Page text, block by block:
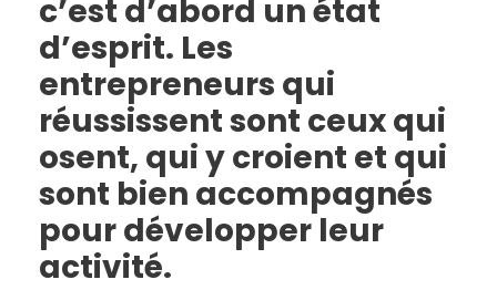
c’est d’abord un état
d’esprit. Les
entrepreneurs qui
réussissent sont ceux qui
osent, qui y croient et qui
sont bien accompagnés
pour développer leur
activité.